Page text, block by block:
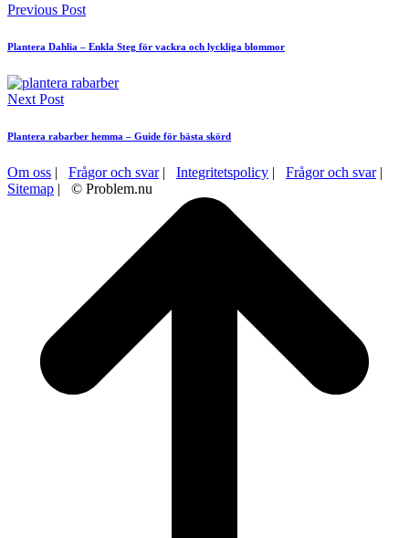
Previous Post
Plantera Dahlia – Enkla Steg för vackra och lyckliga blommor
Next Post
Plantera rabarber hemma – Guide för bästa skörd
Om oss | Frågor och svar| Integritetspolicy | Frågor och svar|
Sitemap | © Problem.nu